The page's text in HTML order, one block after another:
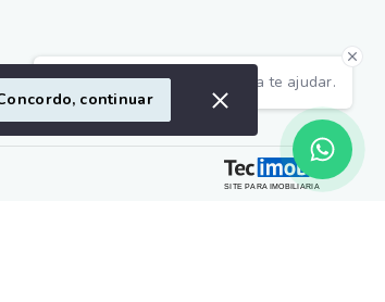
Olá! Estamos disponíveis para te ajudar.
SITE PARA IMOBILIARIA
continuar